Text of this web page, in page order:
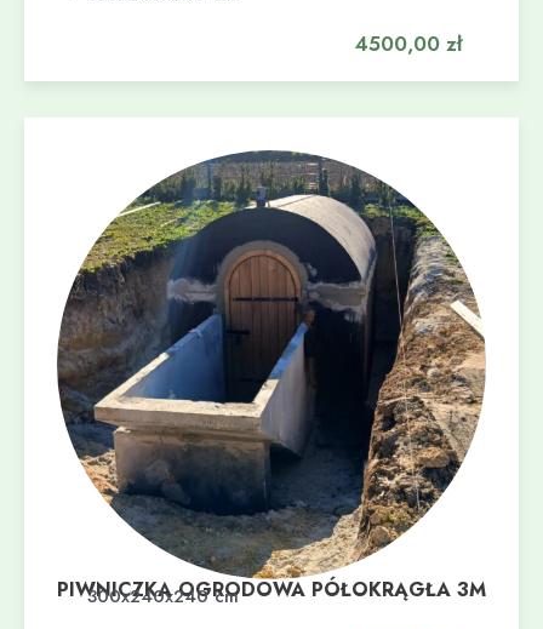
4500,00 zł
PIWNICZKA OGRODOWA PÓŁOKRĄGŁA 3M
300x240x240 cm
Dodaj do koszyka